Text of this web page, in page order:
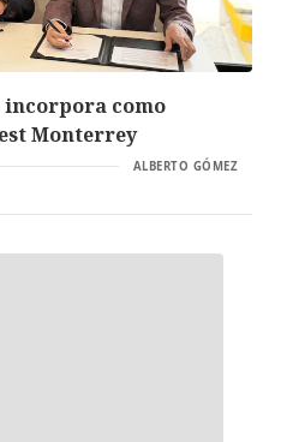
incorpora como
Monterrey
ALBERTO GÓMEZ